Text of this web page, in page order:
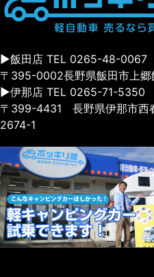
▶飯田店 TEL 0265-48-0067
〒395-0002長野県飯田市上郷
▶伊那店 TEL 0265-71-5350
〒399-4431 長野県伊那市西
2674-1